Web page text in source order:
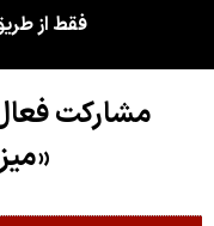
فقط از طریق
مشارکت